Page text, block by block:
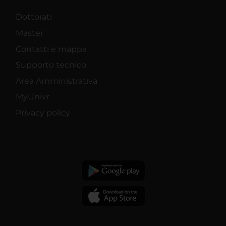
Dottorati
Master
Contatti e mappa
Supporto tecnico
Area Amministrativa
MyUnivr
Privacy policy